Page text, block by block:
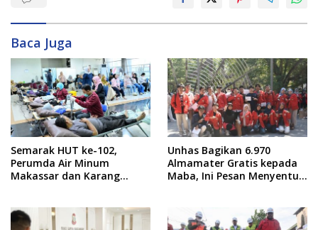
Baca Juga
Semarak HUT ke-102,
Perumda Air Minum
Makassar dan Karang
Unhas Bagikan 6.970
Almamater Gratis kepada
Maba, Ini Pesan Menyentuh